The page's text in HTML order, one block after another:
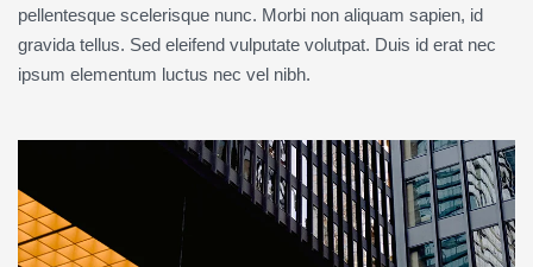
pellentesque scelerisque nunc. Morbi non aliquam sapien, id
gravida tellus. Sed eleifend vulputate volutpat. Duis id erat nec
ipsum elementum luctus nec vel nibh.